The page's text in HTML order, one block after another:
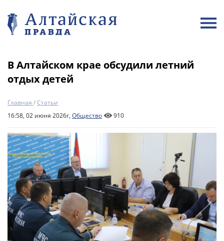
В Алтайском крае обсудили летний
отдых детей
Главная /Статьи
16:58, 02 июня 2026г, Общество 910